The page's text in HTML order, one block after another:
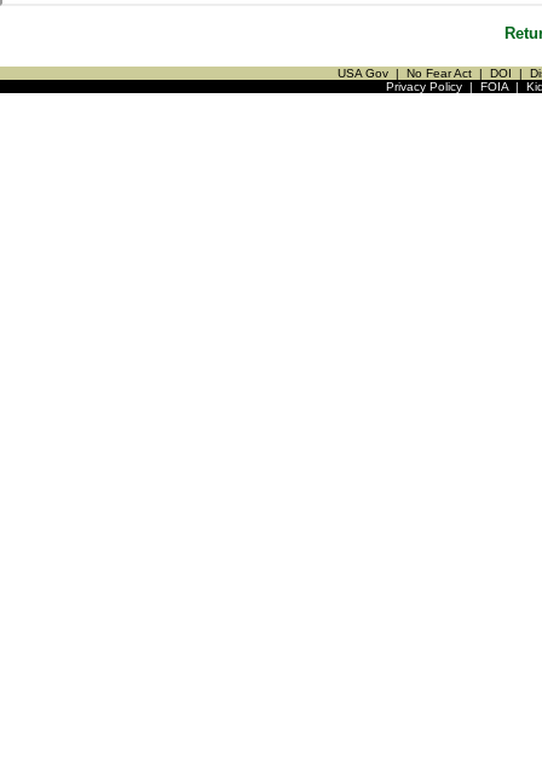
USA Gov | No Fear Act | DOI |
Privacy Policy| FOIA|